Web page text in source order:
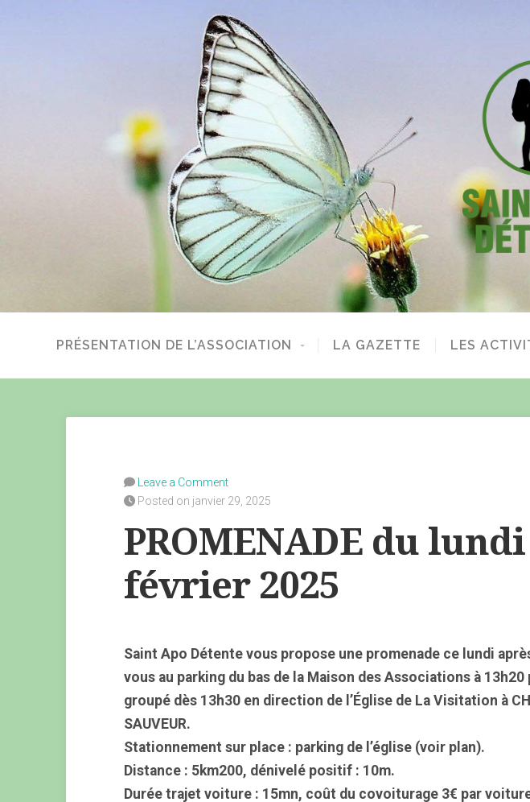
PRÉSENTATION DE L’ASSOCIATION LA GAZETTE LES
Leave a Comment
Posted on janvier 29, 2025
PROMENADE du lundi
février 2025
Saint Apo Détente vous propose une promenade ce lundi
vous au parking du bas de la Maison des Associations à 13h20
groupé dès 13h30 en direction de l’Église de La Visitation à
SAUVEUR.
Stationnement sur place : parking de l’église (voir plan).
Distance : 5km200, dénivelé positif : 10m.
Durée trajet voiture : 15mn, coût du covoiturage 3€ par